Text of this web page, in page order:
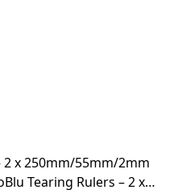
x 250mm/55mm/2mm
Tearing Rulers – 2 x…